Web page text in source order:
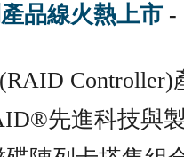
品線火熱上市 -
Controller)
先進科技與